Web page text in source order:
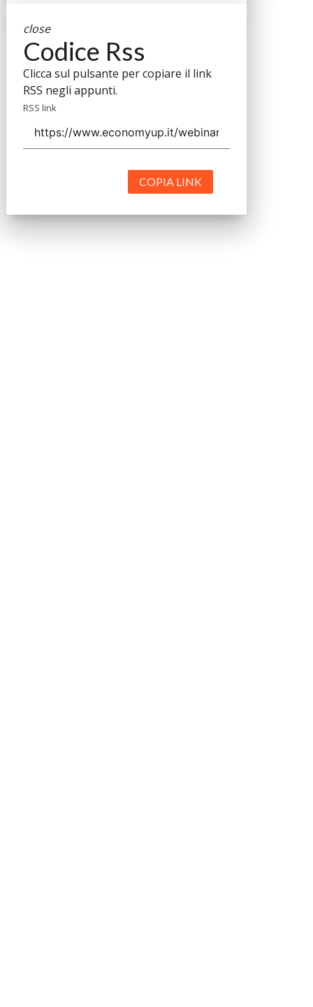
close
Codice Rss
Clicca sul pulsante per copiare il link
RSS negli appunti.
RSS link
COPIA LINK